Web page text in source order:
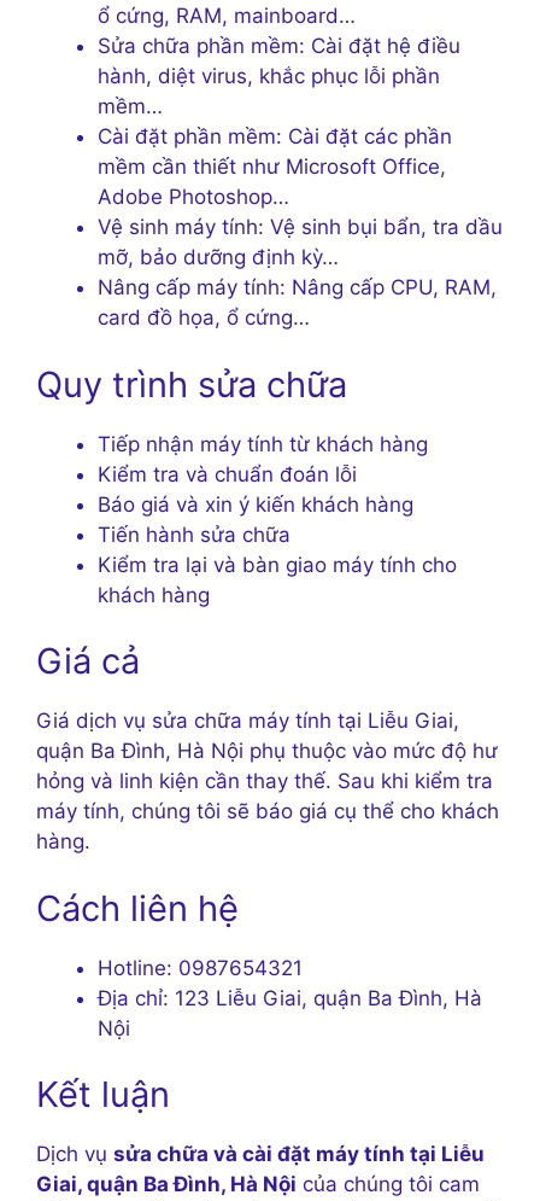
ổ cứng, RAM, mainboard…
Sửa chữa phần mềm: Cài đặt hệ điều
hành, diệt virus, khắc phục lỗi phần
mềm…
Cài đặt phần mềm: Cài đặt các phần
mềm cần thiết như Microsoft Office,
Adobe Photoshop…
Vệ sinh máy tính: Vệ sinh bụi bẩn, tra dầu
mỡ, bảo dưỡng định kỳ…
Nâng cấp máy tính: Nâng cấp CPU, RAM,
card đồ họa, ổ cứng…
Quy trình sửa chữa
Tiếp nhận máy tính từ khách hàng
Kiểm tra và chuẩn đoán lỗi
Báo giá và xin ý kiến khách hàng
Tiến hành sửa chữa
Kiểm tra lại và bàn giao máy tính cho
khách hàng
Giá cả
Giá dịch vụ sửa chữa máy tính tại Liễu Giai,
quận Ba Đình, Hà Nội phụ thuộc vào mức độ hư
hỏng và linh kiện cần thay thế. Sau khi kiểm tra
máy tính, chúng tôi sẽ báo giá cụ thể cho khách
hàng.
Cách liên hệ
Hotline: 0987654321
Địa chỉ: 123 Liễu Giai, quận Ba Đình, Hà
Nội
Kết luận
Dịch vụ sửa chữa và cài đặt máy tính tại Liễu
Giai, quận Ba Đình, Hà Nội của chúng tôi cam